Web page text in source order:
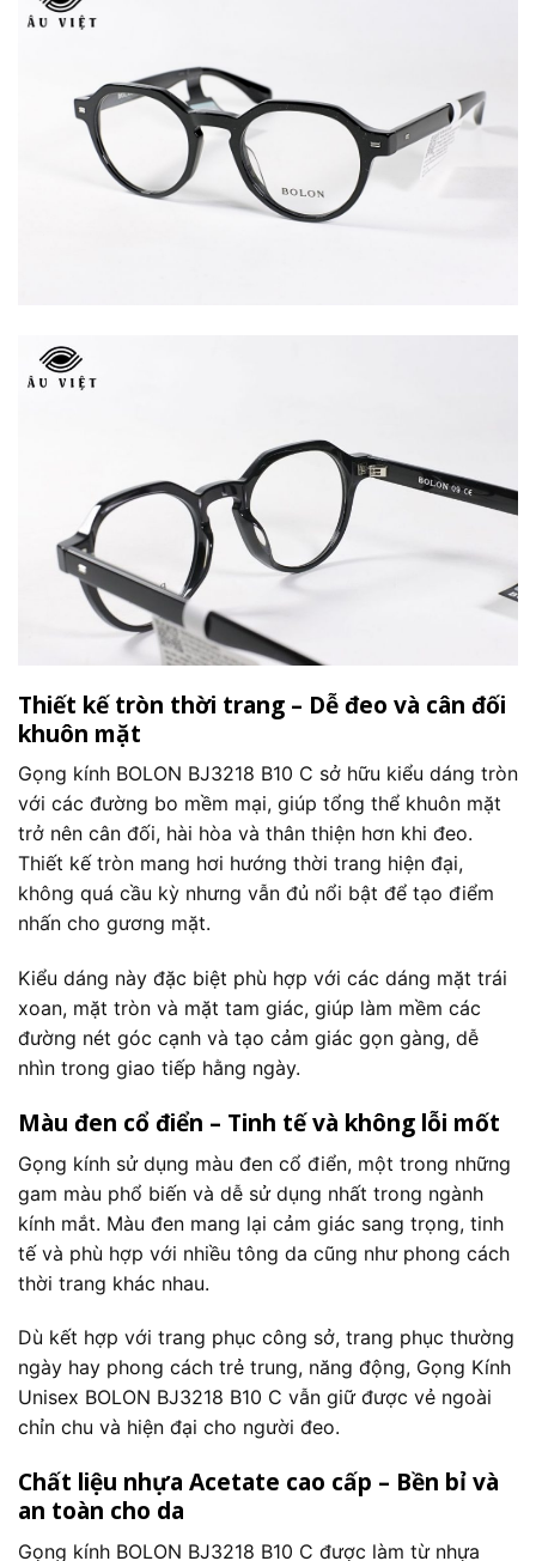
Thiết kế tròn thời trang – Dễ đeo và cân đối
khuôn mặt
Gọng kính BOLON BJ3218 B10 C sở hữu kiểu dáng tròn
với các đường bo mềm mại, giúp tổng thể khuôn mặt
trở nên cân đối, hài hòa và thân thiện hơn khi đeo.
Thiết kế tròn mang hơi hướng thời trang hiện đại,
không quá cầu kỳ nhưng vẫn đủ nổi bật để tạo điểm
nhấn cho gương mặt.
Kiểu dáng này đặc biệt phù hợp với các dáng mặt trái
xoan, mặt tròn và mặt tam giác, giúp làm mềm các
đường nét góc cạnh và tạo cảm giác gọn gàng, dễ
nhìn trong giao tiếp hằng ngày.
Màu đen cổ điển – Tinh tế và không lỗi mốt
Gọng kính sử dụng màu đen cổ điển, một trong những
gam màu phổ biến và dễ sử dụng nhất trong ngành
kính mắt. Màu đen mang lại cảm giác sang trọng, tinh
tế và phù hợp với nhiều tông da cũng như phong cách
thời trang khác nhau.
Dù kết hợp với trang phục công sở, trang phục thường
ngày hay phong cách trẻ trung, năng động, Gọng Kính
Unisex BOLON BJ3218 B10 C vẫn giữ được vẻ ngoài
chỉn chu và hiện đại cho người đeo.
Chất liệu nhựa Acetate cao cấp – Bền bỉ và
an toàn cho da
Gọng kính BOLON BJ3218 B10 C được làm từ nhựa